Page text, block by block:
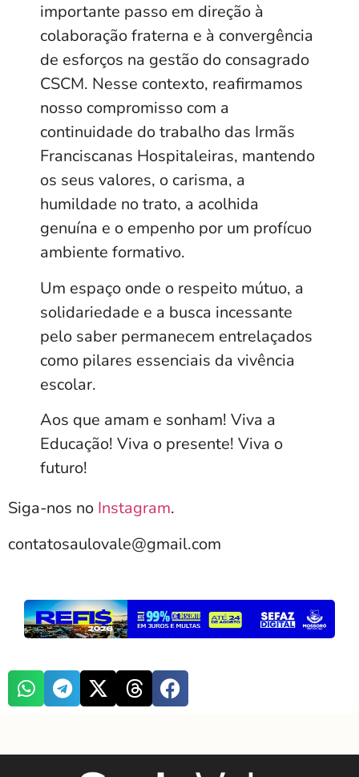
importante passo em direção à
colaboração fraterna e à convergência
de esforços na gestão do consagrado
CSCM. Nesse contexto, reafirmamos
nosso compromisso com a
continuidade do trabalho das Irmãs
Franciscanas Hospitaleiras, mantendo
os seus valores, o carisma, a
humildade no trato, a acolhida
genuína e o empenho por um profícuo
ambiente formativo.
Um espaço onde o respeito mútuo, a
solidariedade e a busca incessante
pelo saber permanecem entrelaçados
como pilares essenciais da vivência
escolar.
Aos que amam e sonham! Viva a
Educação! Viva o presente! Viva o
futuro!
Siga-nos no Instagram.
contatosaulovale@gmail.com